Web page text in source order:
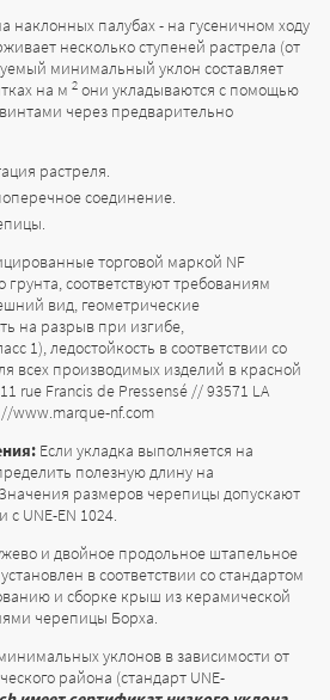
наклонных палубах - на гусеничном ходу
несколько ступеней растрела (от
минимальный уклон составляет
на м 2 они укладываются с помощью
через предварительно
растреля.
соединение.
торговой маркой NF
соответствуют требованиям
вид, геометрические
на разрыв при изгибе,
1), ледостойкость в соответствии со
всех производимых изделий в красной
rue Francis de Pressensé // 93571 LA
//www.marque-nf.com
Если укладка выполняется на
полезную длину на
размеров черепицы допускают
с UNE-EN 1024.
и двойное продольное штапельное
в соответствии со стандартом
и сборке крыш из керамической
черепицы Борха.
уклонов в зависимости от
района (стандарт UNE-